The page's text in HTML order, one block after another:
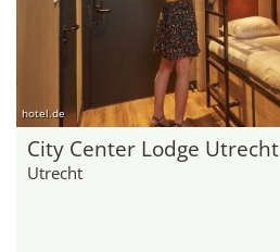
hotel.de
City Center Lodge Utrecht
Utrecht